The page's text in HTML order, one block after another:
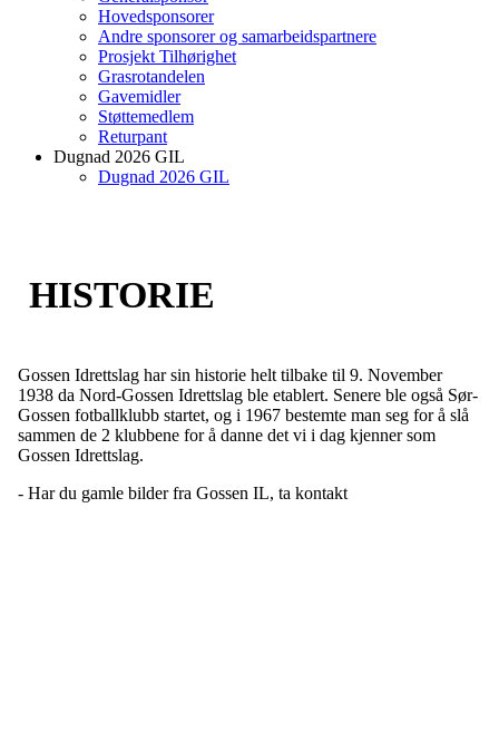
Hovedsponsorer
Andre sponsorer og samarbeidspartnere
Prosjekt Tilhørighet
Grasrotandelen
Gavemidler
Støttemedlem
Returpant
Dugnad 2026 GIL
Dugnad 2026 GIL
HISTORIE
Gossen Idrettslag har sin historie helt tilbake til 9. November
1938 da Nord-Gossen Idrettslag ble etablert. Senere ble også Sør-
Gossen fotballklubb startet, og i 1967 bestemte man seg for å slå
sammen de 2 klubbene for å danne det vi i dag kjenner som
Gossen Idrettslag.
- Har du gamle bilder fra Gossen IL, ta kontakt